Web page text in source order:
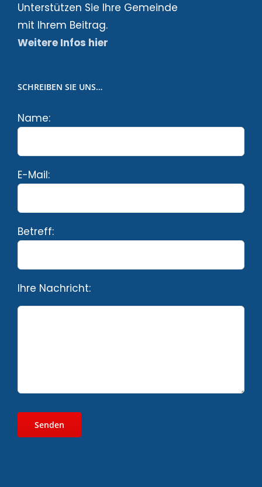
Unterstützen Sie Ihre Gemeinde
mit Ihrem Beitrag.
Weitere Infos hier
SCHREIBEN SIE UNS…
Name:
E-Mail:
Betreff:
Ihre Nachricht: